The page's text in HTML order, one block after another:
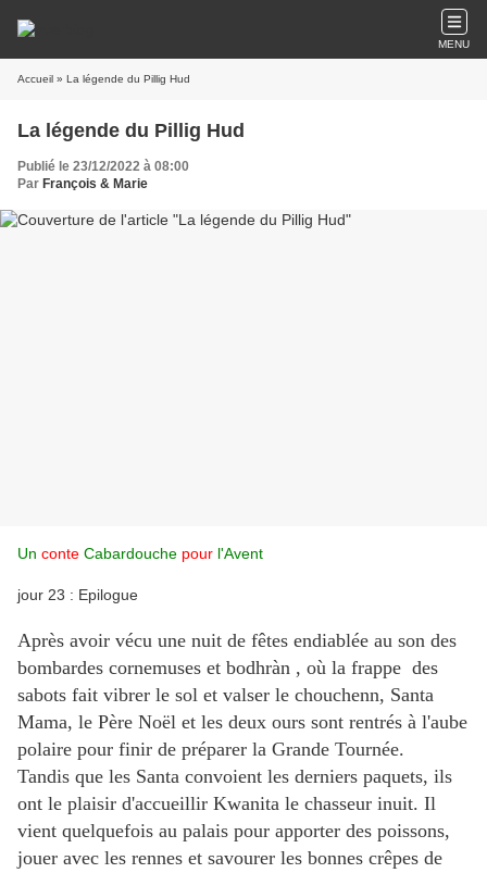
MENU
Accueil » La légende du Pillig Hud
La légende du Pillig Hud
Publié le 23/12/2022 à 08:00
Par François & Marie
Un conte Cabardouche pour l'Avent
jour 23 : Epilogue
Après avoir vécu une nuit de fêtes endiablée au son des
bombardes cornemuses et bodhràn , où la frappe des
sabots fait vibrer le sol et valser le chouchenn, Santa
Mama, le Père Noël et les deux ours sont rentrés à l'aube
polaire pour finir de préparer la Grande Tournée.
Tandis que les Santa convoient les derniers paquets, ils
ont le plaisir d'accueillir Kwanita le chasseur inuit. Il
vient quelquefois au palais pour apporter des poissons,
jouer avec les rennes et savourer les bonnes crêpes de